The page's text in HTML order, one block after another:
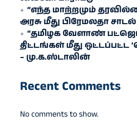
“எந்த மாற்றமும்
அரசு மீது பிரேமலதா சாடல்
“தமிழக வேளாண் பட்ஜெட்
திட்டங்கள் மீது ஒட்டப்பட்ட
– மு.க.ஸ்டாலின்
Recent Comments
No comments to show.